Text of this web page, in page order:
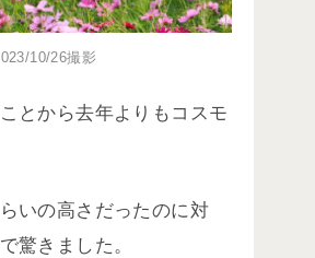
10/26撮影
とから去年よりもコスモ
いの高さだったのに対
驚きました。